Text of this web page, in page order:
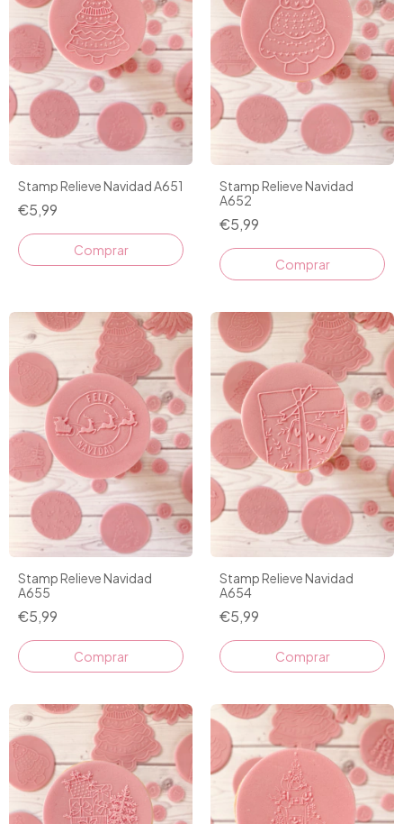
Stamp Relieve Navidad A651
€5,99
Stamp Relieve Navidad
A652
€5,99
Stamp Relieve Navidad
A655
€5,99
Stamp Relieve Navidad
A654
€5,99